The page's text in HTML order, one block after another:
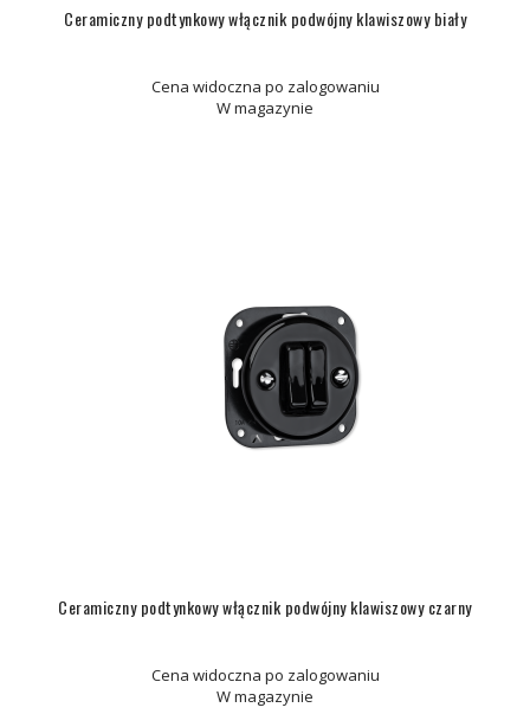
Ceramiczny podtynkowy włącznik podwójny klawiszowy biały
Cena widoczna po zalogowaniu
W magazynie
Ceramiczny podtynkowy włącznik podwójny klawiszowy czarny
Cena widoczna po zalogowaniu
W magazynie